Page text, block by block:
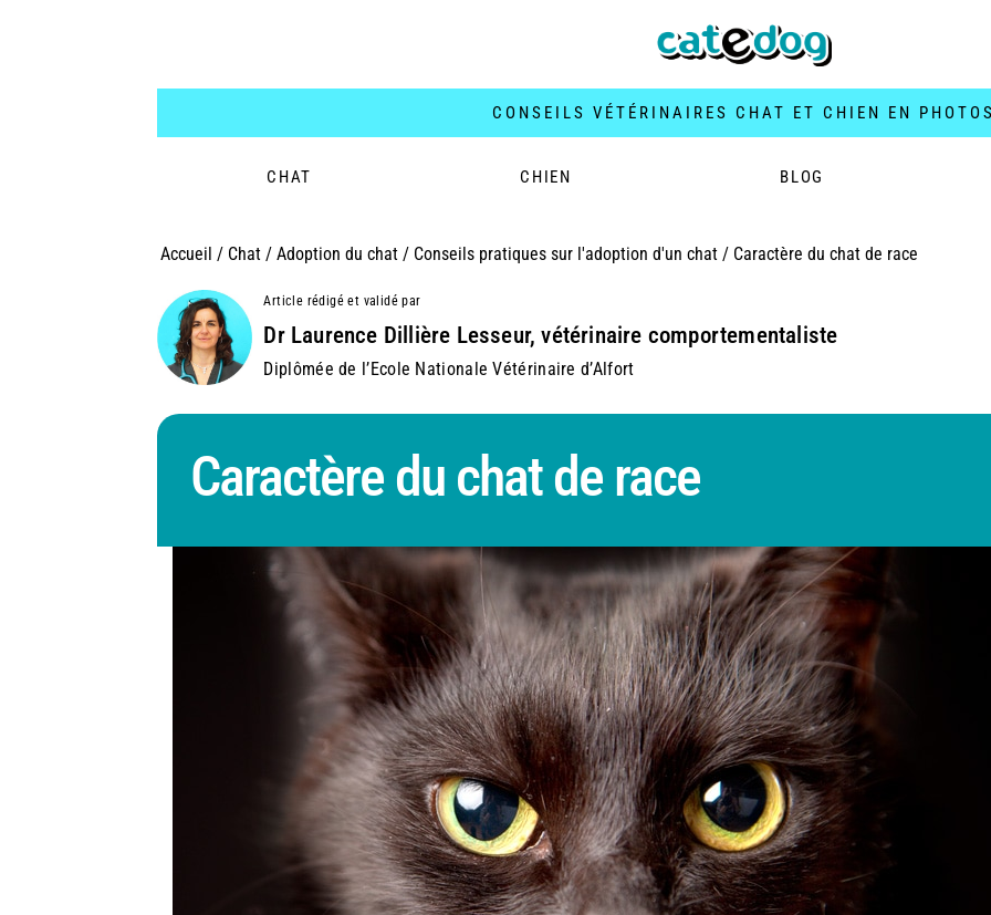
CONSEILS VÉTÉRINAIRES CHAT ET CHIEN EN
CHAT CHIEN BLOG
Accueil / Chat/ Adoption du chat/ Conseils pratiques sur l'adoption d'un chat/ Caractère du chat de race
Article rédigé et validé par
Dr Laurence Dillière Lesseur, vétérinaire comportementaliste
Diplômée de l’Ecole Nationale Vétérinaire d’Alfort
Caractère du chat de race